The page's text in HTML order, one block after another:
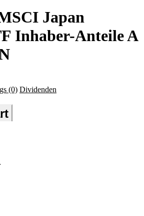
Japan
Inhaber-Anteile A
(0) Dividenden